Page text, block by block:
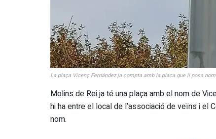
La plaça Vicenç Fernández ja compta amb la placa que li posa
Molins de Rei ja té una plaça amb el nom de
hi ha entre el local de l’associació de veïns i el
nom.